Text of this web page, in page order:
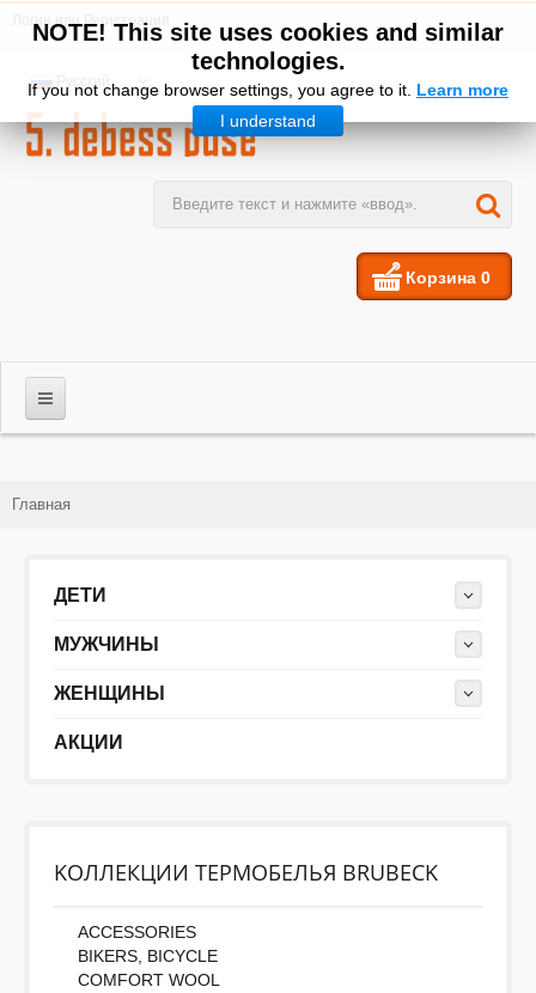
NOTE! This site uses cookies and similar
technologies.
If you not change browser settings, you agree to it. Learn more
I understand
Логин илиРегистрация
Русский
Корзина 0
ДЕТИ
АКЦИИ
Главная
ДЕТИ
МУЖЧИНЫ
ЖЕНЩИНЫ
АКЦИИ
KОЛЛЕКЦИИ ТЕРМОБЕЛЬЯ BRUBECK
ACCESSORIES
BIKERS, BICYCLE
COMFORT WOOL